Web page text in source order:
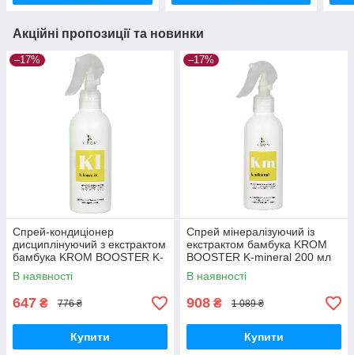
Акційні пропозиції та новинки
–17%
Спрей-кондиціонер
дисциплінуючий з екстрактом
бамбука KROM BOOSTER K-
Leave In 200 мл
В наявності
647 ₴ 776 ₴
Купити
–17%
Спрей мінералізуючий із
екстрактом бамбука KROM
BOOSTER K-mineral 200 мл
(Оригінал)
В наявності
908 ₴ 1 089 ₴
Купити